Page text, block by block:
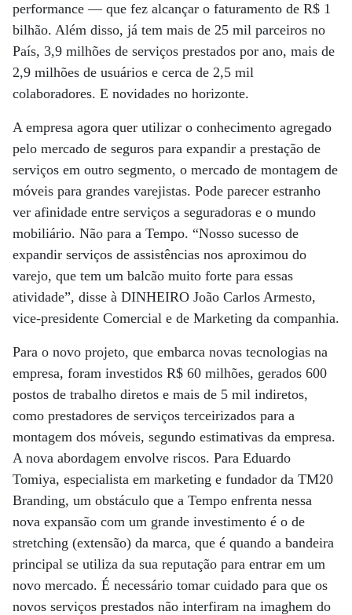
performance — que fez alcançar o faturamento de R$ 1
bilhão. Além disso, já tem mais de 25 mil parceiros no
País, 3,9 milhões de serviços prestados por ano, mais de
2,9 milhões de usuários e cerca de 2,5 mil
colaboradores. E novidades no horizonte.
A empresa agora quer utilizar o conhecimento agregado
pelo mercado de seguros para expandir a prestação de
serviços em outro segmento, o mercado de montagem de
móveis para grandes varejistas. Pode parecer estranho
ver afinidade entre serviços a seguradoras e o mundo
mobiliário. Não para a Tempo. “Nosso sucesso de
expandir serviços de assistências nos aproximou do
varejo, que tem um balcão muito forte para essas
atividade”, disse à DINHEIRO João Carlos Armesto,
vice-presidente Comercial e de Marketing da companhia.
Para o novo projeto, que embarca novas tecnologias na
empresa, foram investidos R$ 60 milhões, gerados 600
postos de trabalho diretos e mais de 5 mil indiretos,
como prestadores de serviços terceirizados para a
montagem dos móveis, segundo estimativas da empresa.
A nova abordagem envolve riscos. Para Eduardo
Tomiya, especialista em marketing e fundador da TM20
Branding, um obstáculo que a Tempo enfrenta nessa
nova expansão com um grande investimento é o de
stretching (extensão) da marca, que é quando a bandeira
principal se utiliza da sua reputação para entrar em um
novo mercado. É necessário tomar cuidado para que os
novos serviços prestados não interfiram na imaghem do